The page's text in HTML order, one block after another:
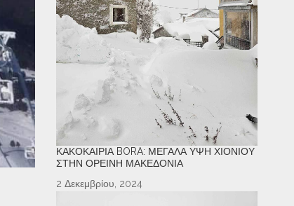
ΚΑΚΟΚΑΙΡΊΑ BORA: ΜΕΓΆΛΑ ΎΨΗ ΧΙΟΝΙΟΎ
ΣΤΗΝ ΟΡΕΙΝΉ ΜΑΚΕΔΟΝΊΑ
2 Δεκεμβρίου, 2024